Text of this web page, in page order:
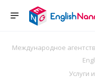
Международное
Услуги